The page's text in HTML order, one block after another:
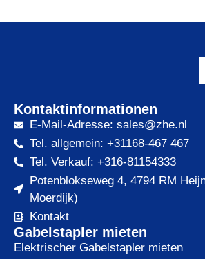
Kontaktinformationen
E-Mail-Adresse: sales@zhe.nl
Tel. allgemein: +31168-467 467
Tel. Verkauf: +316-81154333
Potenblokseweg 4, 4794 RM
Moerdijk)
Kontakt
Gabelstapler mieten
Elektrischer Gabelstapler mieten